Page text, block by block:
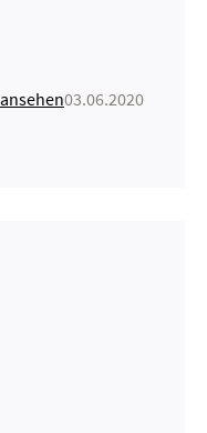
03.06.2020